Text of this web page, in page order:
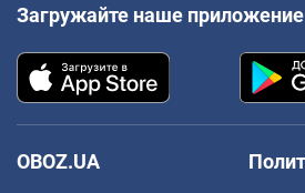
Загружайте наше приложение
OBOZ.UA